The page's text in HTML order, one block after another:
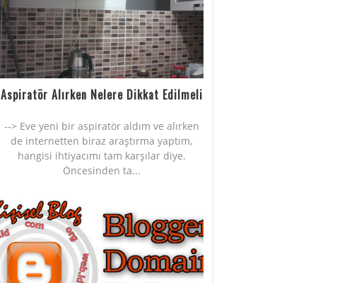
Aspiratör Alırken Nelere Dikkat Edilmeli
--> Eve yeni bir aspiratör aldım ve alırken
de internetten biraz araştırma yaptım,
hangisi ihtiyacımı tam karşılar diye.
Öncesinden ta...